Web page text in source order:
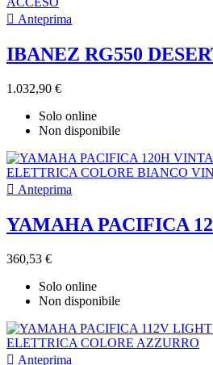
 Anteprima
IBANEZ RG550
1.032,90 €
Solo online
Non disponibile
 Anteprima
YAMAHA PACIFICA
360,53 €
Solo online
Non disponibile
 Anteprima